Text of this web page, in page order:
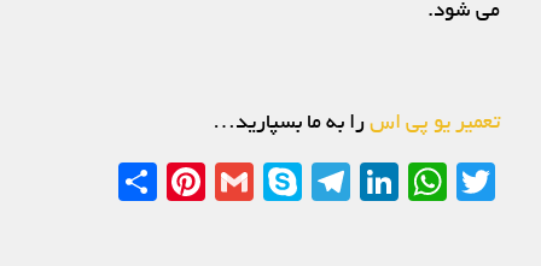
می شود.
تعمیر یو پی اسرا به ما بسپارید…
Twitter
WhatsApp
LinkedIn
Telegram
Skype
Gmail
Pinterest